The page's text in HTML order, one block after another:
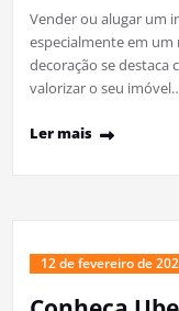
Vender ou alugar um
especialmente em
decoração se
valorizar o seu
Ler mais
12 de fevereiro de